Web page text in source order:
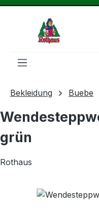
Bekleidung Buebe
grün
Rothaus
Bildergalerie